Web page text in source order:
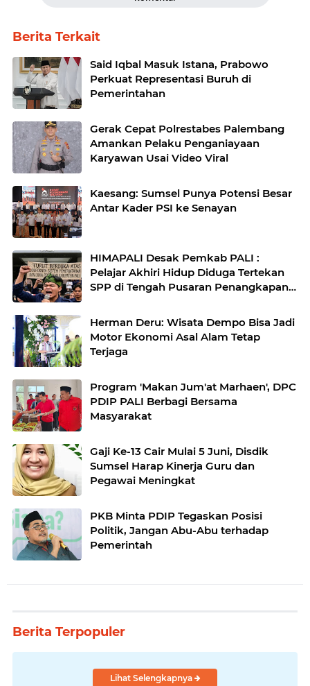
Berita Terkait
Said Iqbal Masuk Istana, Prabowo
Perkuat Representasi Buruh di
Pemerintahan
Gerak Cepat Polrestabes Palembang
Amankan Pelaku Penganiayaan
Karyawan Usai Video Viral
Kaesang: Sumsel Punya Potensi Besar
Antar Kader PSI ke Senayan
HIMAPALI Desak Pemkab PALI :
Pelajar Akhiri Hidup Diduga Tertekan
SPP di Tengah Pusaran Penangkapan
Beasiswa yang Mati Suri
Herman Deru: Wisata Dempo Bisa Jadi
Motor Ekonomi Asal Alam Tetap
Terjaga
Program 'Makan Jum'at Marhaen', DPC
PDIP PALI Berbagi Bersama
Masyarakat
Gaji Ke-13 Cair Mulai 5 Juni, Disdik
Sumsel Harap Kinerja Guru dan
Pegawai Meningkat
PKB Minta PDIP Tegaskan Posisi
Politik, Jangan Abu-Abu terhadap
Pemerintah
Berita Terpopuler
Lihat Selengkapnya